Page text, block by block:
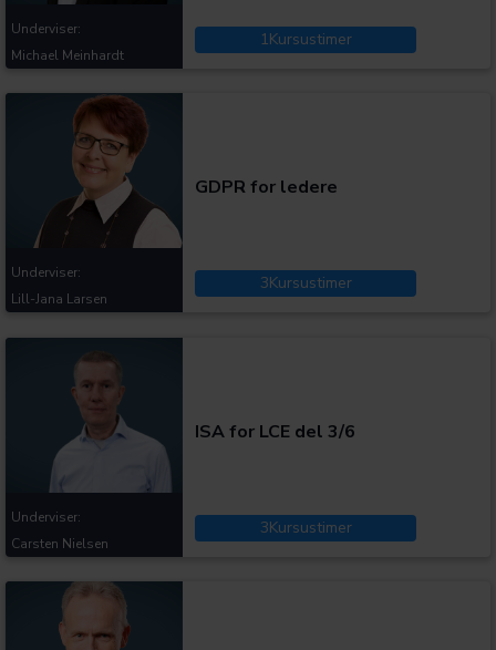
1Kursustimer
Underviser:
Michael Meinhardt
GDPR for ledere
3Kursustimer
Underviser:
Lill-Jana Larsen
ISA for LCE del 3/6
3Kursustimer
Underviser:
Carsten Nielsen